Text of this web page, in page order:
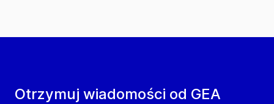
Otrzymuj wiadomości od GEA